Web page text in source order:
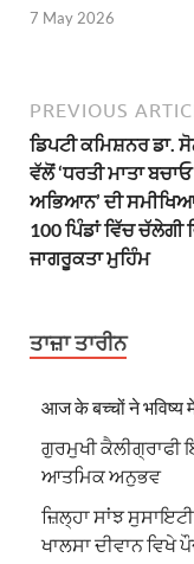
7 May 2026
PREVIOUS
ਡਿਪਟੀ ਕਮਿਸ਼ਨਰ ਡਾ.
ਵੱਲੋਂ ‘ਧਰਤੀ ਮਾਤਾ ਬਚਾਓ
ਅਭਿਆਨ’ ਦੀ
100 ਪਿੰਡਾਂ ਵਿੱਚ ਚੱਲੇਗੀ
ਜਾਗਰੂਕਤਾ ਮੁਹਿੰਮ
ਤਾਜ਼ਾ ਤਾਰੀਨ
आज के बच्चों ने भविष्य
ਗੁਰਮੁਖੀ ਕੈਲੀਗ੍ਰਾਫੀ
ਆਤਮਿਕ ਅਨੁਭਵ
ਜ਼ਿਲ੍ਹਾ ਸਾਂਝ
ਖਾਲਸਾ ਦੀਵਾਨ ਵਿਖੇ